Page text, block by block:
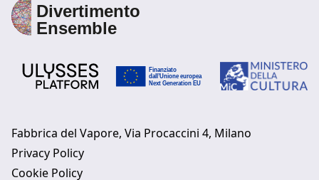
Fabbrica del Vapore, Via Procaccini 4, Milano
Privacy Policy
Cookie Policy